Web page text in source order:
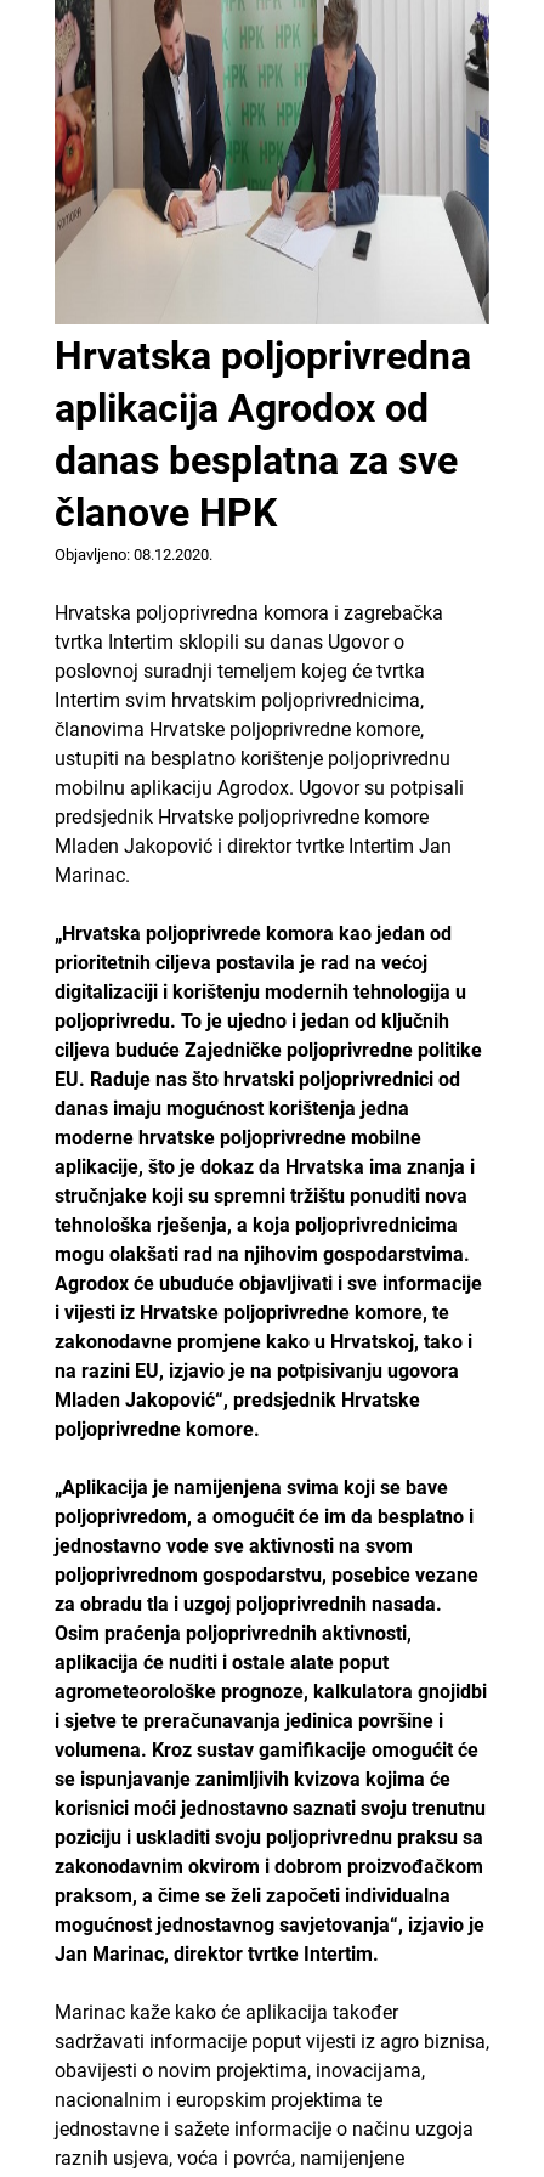
Hrvatska poljoprivredna
aplikacija Agrodox od
danas besplatna za sve
članove HPK
Objavljeno: 08.12.2020.
Hrvatska poljoprivredna komora i zagrebačka
tvrtka Intertim sklopili su danas Ugovor o
poslovnoj suradnji temeljem kojeg će tvrtka
Intertim svim hrvatskim poljoprivrednicima,
članovima Hrvatske poljoprivredne komore,
ustupiti na besplatno korištenje poljoprivrednu
mobilnu aplikaciju Agrodox. Ugovor su potpisali
predsjednik Hrvatske poljoprivredne komore
Mladen Jakopović i direktor tvrtke Intertim Jan
Marinac.
„Hrvatska poljoprivrede komora kao jedan od
prioritetnih ciljeva postavila je rad na većoj
digitalizaciji i korištenju modernih tehnologija u
poljoprivredu. To je ujedno i jedan od ključnih
ciljeva buduće Zajedničke poljoprivredne politike
EU. Raduje nas što hrvatski poljoprivrednici od
danas imaju mogućnost korištenja jedna
moderne hrvatske poljoprivredne mobilne
aplikacije, što je dokaz da Hrvatska ima znanja i
stručnjake koji su spremni tržištu ponuditi nova
tehnološka rješenja, a koja poljoprivrednicima
mogu olakšati rad na njihovim gospodarstvima.
Agrodox će ubuduće objavljivati i sve informacije
i vijesti iz Hrvatske poljoprivredne komore, te
zakonodavne promjene kako u Hrvatskoj, tako i
na razini EU, izjavio je na potpisivanju ugovora
Mladen Jakopović“, predsjednik Hrvatske
poljoprivredne komore.
„Aplikacija je namijenjena svima koji se bave
poljoprivredom, a omogućit će im da besplatno i
jednostavno vode sve aktivnosti na svom
poljoprivrednom gospodarstvu, posebice vezane
za obradu tla i uzgoj poljoprivrednih nasada.
Osim praćenja poljoprivrednih aktivnosti,
aplikacija će nuditi i ostale alate poput
agrometeorološke prognoze, kalkulatora gnojidbi
i sjetve te preračunavanja jedinica površine i
volumena. Kroz sustav gamifikacije omogućit će
se ispunjavanje zanimljivih kvizova kojima će
korisnici moći jednostavno saznati svoju trenutnu
poziciju i uskladiti svoju poljoprivrednu praksu sa
zakonodavnim okvirom i dobrom proizvođačkom
praksom, a čime se želi započeti individualna
mogućnost jednostavnog savjetovanja“, izjavio je
Jan Marinac, direktor tvrtke Intertim.
Marinac kaže kako će aplikacija također
sadržavati informacije poput vijesti iz agro biznisa,
obavijesti o novim projektima, inovacijama,
nacionalnim i europskim projektima te
jednostavne i sažete informacije o načinu uzgoja
raznih usjeva, voća i povrća, namijenjene